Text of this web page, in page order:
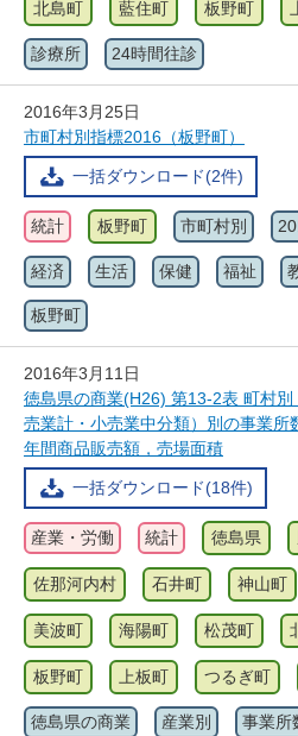
北島町 藍住町 板野町
診療所 24時間往診
2016年3月25日
市町村別指標2016（板野町）
一括ダウンロード(2件)
統計 板野町 市町村別
経済 生活 保健 福祉
板野町
2016年3月11日
徳島県の商業(H26) 第13-2表 町村別
売業計・小売業中分類）別の事業所
年間商品販売額，売場面積
一括ダウンロード(18件)
産業・労働 統計 徳島県
佐那河内村 石井町 神山町
美波町 海陽町 松茂町
板野町 上板町 つるぎ町
徳島県の商業 産業別 事業所